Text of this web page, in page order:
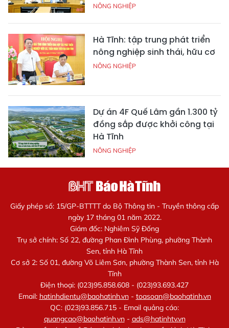
NÔNG NGHIỆP
Hà Tĩnh: tập trung phát triển
nông nghiệp sinh thái, hữu cơ
NÔNG NGHIỆP
Dự án 4F Quế Lâm gần 1.300 tỷ
đồng sắp được khởi công tại
Hà Tĩnh
NÔNG NGHIỆP
Giấy phép số: 15/GP-BTTTT do Bộ Thông tin - Truyền thông cấp
ngày 17 tháng 01 năm 2022.
Giám đốc: Nghiêm Sỹ Đống
Trụ sở chính: Số 22, đường Phan Đình Phùng, phường Thành
Sen, tỉnh Hà Tĩnh
Cơ sở 2: Số 01, đường Võ Liêm Sơn, phường Thành Sen, tỉnh Hà
Tĩnh
Điện thoại: (023)95.858.608 - (023)93.693.427
Email: hatinhdientu@baohatinh.vn- toasoan@baohatinh.vn
QC: (023)93.856.715 - Email quảng cáo:
quangcao@baohatinh.vn- ads@hatinhtv.vn